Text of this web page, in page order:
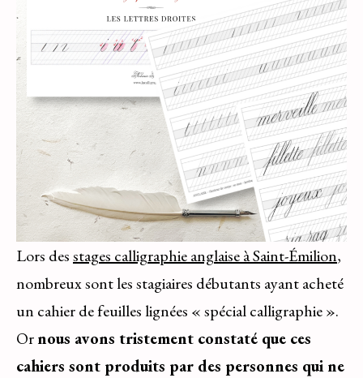
Lors desstages calligraphie anglaise à Saint-Émilion,
nombreux sont les stagiaires débutants ayant acheté
un cahier de feuilles lignées « spécial calligraphie ».
Ornous avons tristement constaté que ces
cahiers sont produits par des personnes qui ne